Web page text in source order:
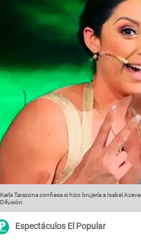
Karla Tarazona confiesa si hizo brujería a Isabel
Difusión
Espectáculos El Popular